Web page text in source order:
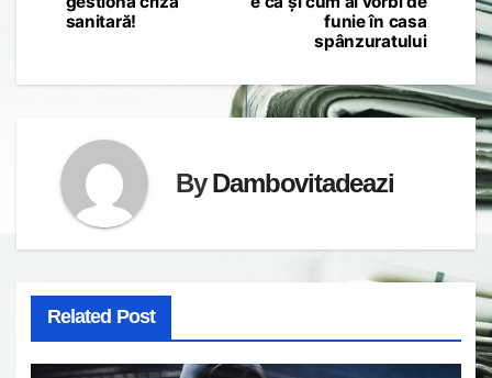
funie în casa
spânzuratului
sanitară!
ByDambovitadeazi
Related Post